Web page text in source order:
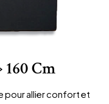
Cm
pour allier confort et